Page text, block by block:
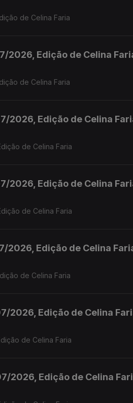
de Celina Faria
2026, Edição de Celina
de Celina Faria
2026, Edição de Celina
de Celina Faria
2026, Edição de Celina
de Celina Faria
2026, Edição de Celina
de Celina Faria
2026, Edição de Celina
de Celina Faria
2026, Edição de Celina